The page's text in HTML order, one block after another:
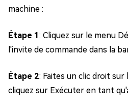
machine :
Étape 1: Cliquez sur le menu
l'invite de commande dans la
Étape 2: Faites un clic droit
cliquez sur Exécuter en tant